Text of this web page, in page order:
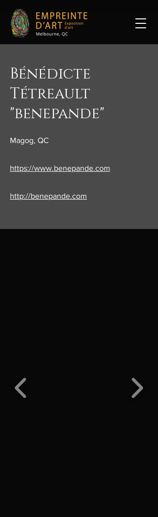
Bénédicte
Tétreault
"benepande"
Magog, QC
https://www.benepande.com
http://benepande.com